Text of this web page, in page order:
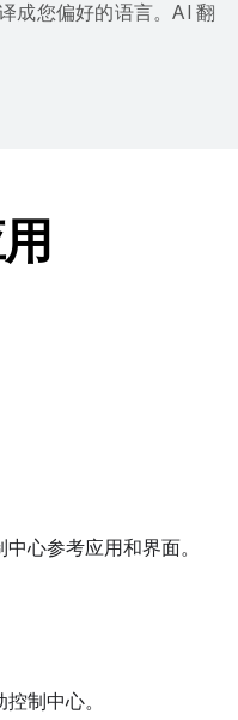
成您偏好的语言。AI 翻
心参考应用和界面。
制中心。